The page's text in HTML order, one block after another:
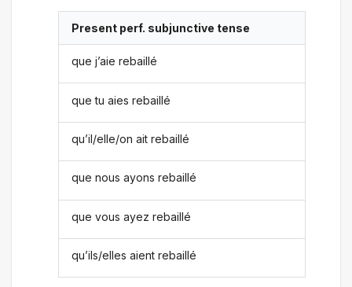
Present perf. subjunctive tense
que j’aie rebaillé
que tu aies rebaillé
qu’il/elle/on ait rebaillé
que nous ayons rebaillé
que vous ayez rebaillé
qu’ils/elles aient rebaillé